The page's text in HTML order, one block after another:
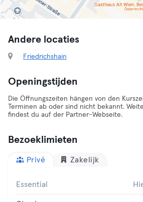
Andere locaties
Friedrichshain
Openingstijden
Die Öffnungszeiten hängen von den
Terminen ab oder sind nicht bekannt.
findest du auf der Partner-Webseite.
Bezoeklimieten
Privé Zakelijk
Essential